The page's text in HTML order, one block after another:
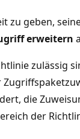
zu geben,
erweitern
zulässig
die
der